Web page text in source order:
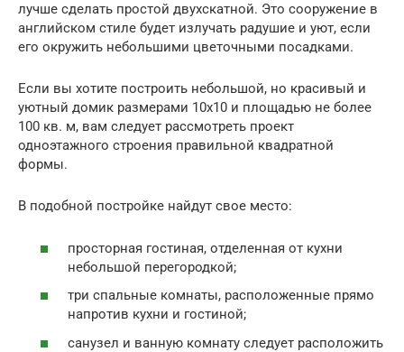
лучше сделать простой двухскатной. Это сооружение в
английском стиле будет излучать радушие и уют, если
его окружить небольшими цветочными посадками.
Если вы хотите построить небольшой, но красивый и
уютный домик размерами 10х10 и площадью не более
100 кв. м, вам следует рассмотреть проект
одноэтажного строения правильной квадратной
формы.
В подобной постройке найдут свое место:
просторная гостиная, отделенная от кухни
небольшой перегородкой;
три спальные комнаты, расположенные прямо
напротив кухни и гостиной;
санузел и ванную комнату следует расположить